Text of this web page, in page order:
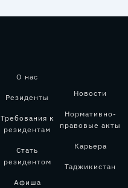
О нас
Резиденты
Требования к
резидентам
Стать
резидентом
Афиша
Новости
Нормативно-
правовые акты
Карьера
Таджикистан